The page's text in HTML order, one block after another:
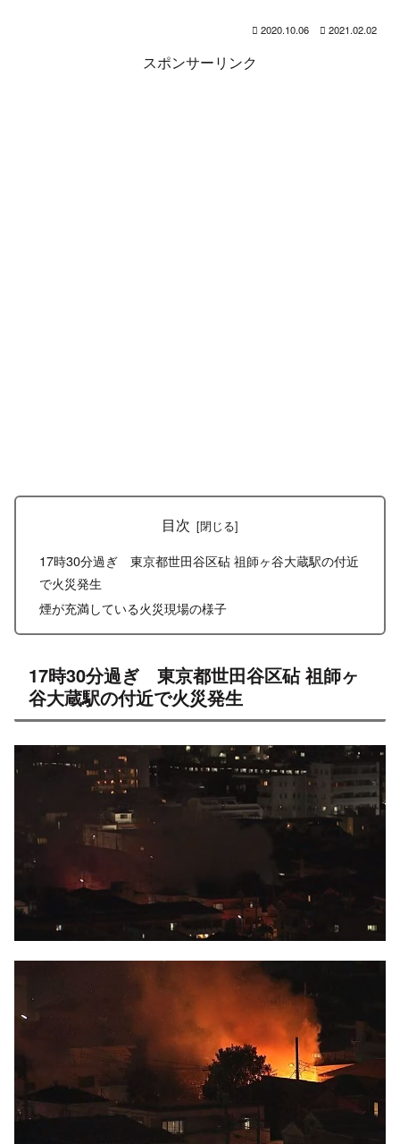
2020.10.06 2021.02.02
スポンサーリンク
目次
17時30分過ぎ 東京都世田谷区砧 祖師ヶ谷大蔵駅の付近
で火災発生
煙が充満している火災現場の様子
17時30分過ぎ 東京都世田谷区砧 祖師ヶ
谷大蔵駅の付近で火災発生